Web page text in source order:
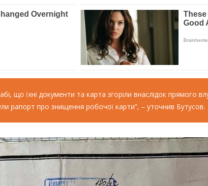
що їхні документи та карта згоріли внаслідок прямого
рапорт про знищення робочої карти”, – уточнив Бутусов.